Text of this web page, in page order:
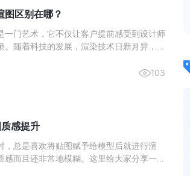
图区别在哪？
一门艺术，它不仅让客户提前感受到设计师
随着科技的发展，渲染技术日新月异，室
本文将深入分析这两种渲染方式的区别，
103
感提升
总是喜欢将贴图赋予给模型后就进行渲
而且还非常地模糊。这里给大家分享一个